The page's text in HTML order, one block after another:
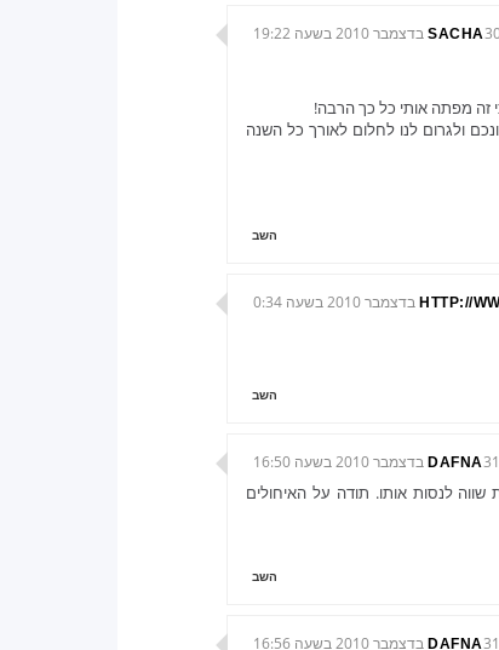
SACHA2010 בשעה 19:22
זה מפתה אותי כל כך הרבה!
מאוד חדש, כי 2011 מגלם היקר רצונכם ולגרום לנו לחלום לאורך כל השנה
השב
HTTP://
השב
DAFNA31 בדצמבר 2010 בשעה 16:50
לנסות אותו. תודה על האיחולים
השב
DAFNA31 בדצמבר 2010 בשעה 16:56